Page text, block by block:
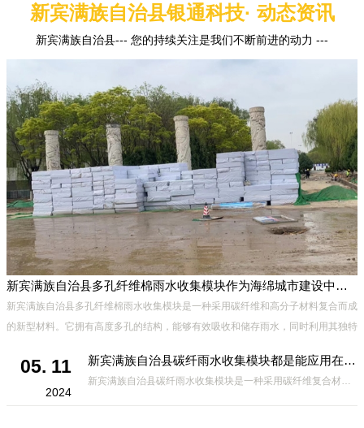
新宾满族自治县银通科技· 动态资讯
新宾满族自治县--- 您的持续关注是我们不断前进的动力 ---
新宾满族自治县多孔纤维棉雨水收集模块作为海绵城市建设中的一种创新材料
新宾满族自治县多孔纤维棉雨水收集模块是一种采用碳纤维和高分子材料复合而成
的新型材料。它拥有高度多孔的结构，能够有效吸收和储存雨水，同时利用其独特
05. 11
2024
新宾满族自治县碳纤雨水收集模块都是能应用在哪些方面？
新宾满族自治县碳纤雨水收集模块是一种采用碳纤维复合材料制成的雨水收集装置，具有*、环保、可持续等诸多优点。这种模块的设计独特，结构轻巧且强度高，耐腐蚀，能够在各种环境条件下稳定运行。其广泛的应用领域不仅体现在城市规